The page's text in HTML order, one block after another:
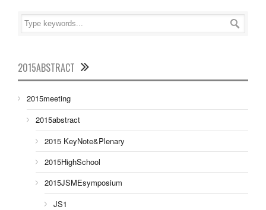
2015ABSTRACT
2015meeting
2015abstract
2015 KeyNote&Plenary
2015HighSchool
2015JSMEsymposium
JS1